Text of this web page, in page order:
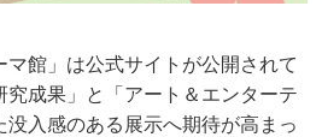
館」は公式サイトが公開されて
究成果」と「アート＆エンターテ
入感のある展示へ期待が高まっ